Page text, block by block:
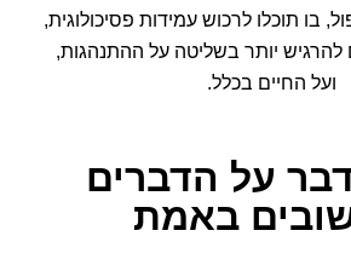
בו תוכלו לרכוש עמידות פסיכולוגית,
יותר בשליטה על ההתנהגות,
ועל החיים בכלל.
על הדברים
באמת